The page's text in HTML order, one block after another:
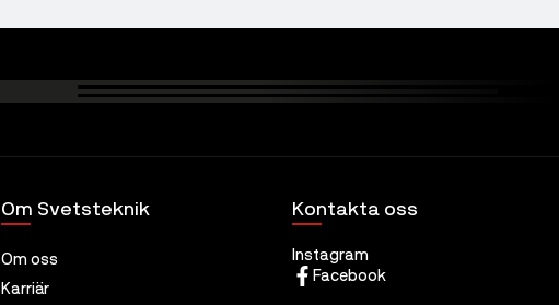
Om Svetsteknik
Om oss
Karriär
Kontakta oss
Instagram
Facebook